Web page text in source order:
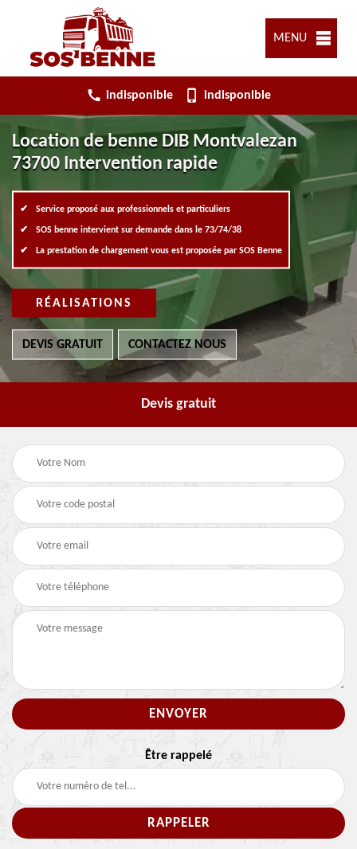
MENU
indisponible indisponible
Location de benne DIB Montvalezan
73700 Intervention rapide
Service proposé aux professionnels et particuliers
SOS benne intervient sur demande dans le 73/74/38
La prestation de chargement vous est proposée par SOS Benne
RÉALISATIONS
DEVIS GRATUIT CONTACTEZ NOUS
Devis gratuit
Être rappelé